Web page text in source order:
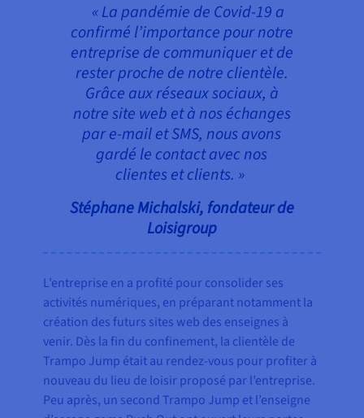
« La pandémie de Covid-19 a
confirmé l’importance pour notre
entreprise de communiquer et de
rester proche de notre clientèle.
Grâce aux réseaux sociaux, à
notre site web et à nos échanges
par e-mail et SMS, nous avons
gardé le contact avec nos
clientes et clients. »
Stéphane Michalski, fondateur de
Loisigroup
L’entreprise en a profité pour consolider ses
activités numériques, en préparant notamment la
création des futurs sites web des enseignes à
venir. Dès la fin du confinement, la clientèle de
Trampo Jump était au rendez-vous pour profiter à
nouveau du lieu de loisir proposé par l’entreprise.
Peu après, un second Trampo Jump et l’enseigne